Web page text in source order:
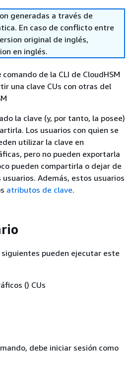
generadas a través de
En caso de conflicto entre
original de inglés,
en inglés.
comando de la CLI de CloudHSM
una clave CUs con otras del
la clave (y, por tanto, la posee)
Los usuarios con quien se
utilizar la clave en
pero no pueden exportarla
pueden compartirla o dejar de
Además, estos usuarios
atributos de clave.
pueden ejecutar este
() CUs
debe iniciar sesión como